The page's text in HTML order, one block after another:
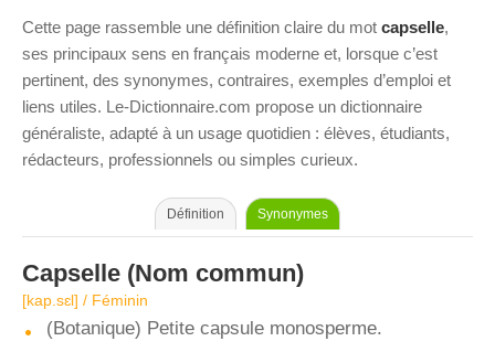
Cette page rassemble une définition claire du mot capselle,
ses principaux sens en français moderne et, lorsque c’est
pertinent, des synonymes, contraires, exemples d’emploi et
liens utiles. Le-Dictionnaire.com propose un dictionnaire
généraliste, adapté à un usage quotidien : élèves, étudiants,
rédacteurs, professionnels ou simples curieux.
Définition Synonymes
Capselle (Nom commun)
[kap.sɛl] / Féminin
(Botanique) Petite capsule monosperme.